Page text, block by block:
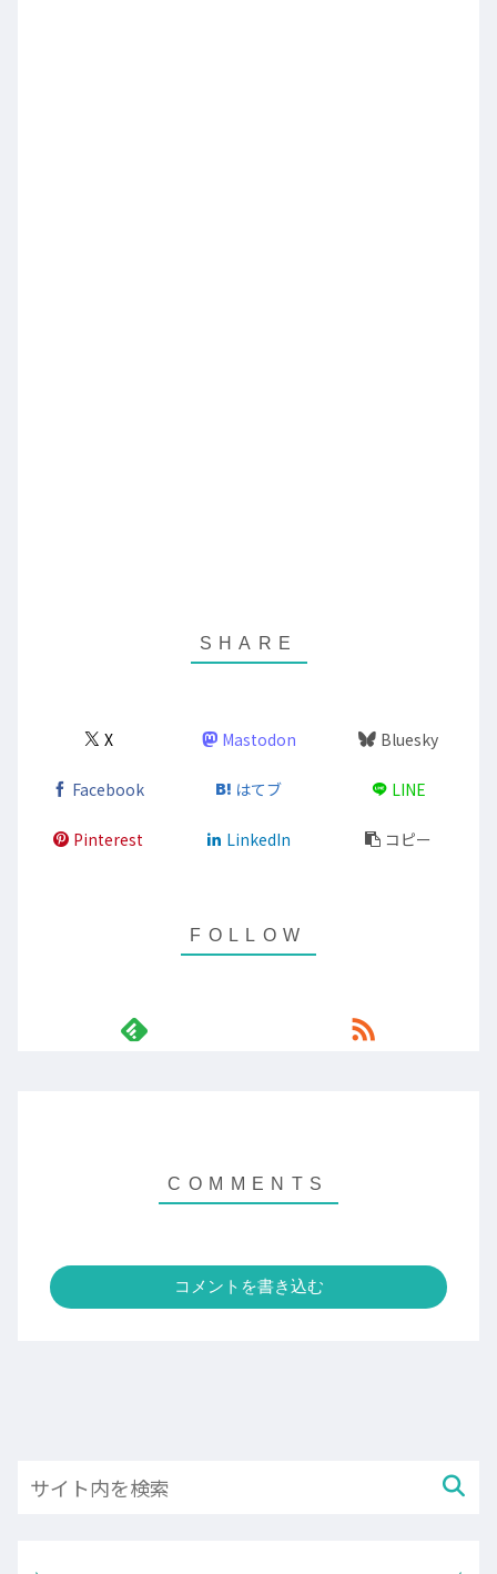
X Mastodon Bluesky
Facebook はてブ LINE
Pinterest LinkedIn コピー
コメントを書き込む